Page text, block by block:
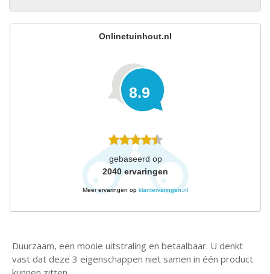
Onlinetuinhout.nl
8.9
gebaseerd op
2040 ervaringen
Meer ervaringen op klantervaringen.nl
Duurzaam, een mooie uitstraling en betaalbaar. U denkt
vast dat deze 3 eigenschappen niet samen in één product